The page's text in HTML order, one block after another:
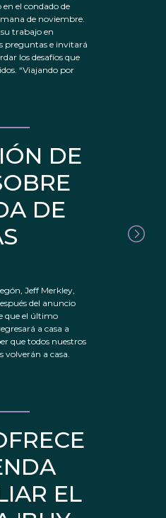
el condado de
de noviembre.
trabajo en
preguntas e invitará
los desafíos que
“Viajando por
DE
DE
Jeff Merkley,
del anuncio
que el último
a casa a
que todos nuestros
volverán a casa.
EL